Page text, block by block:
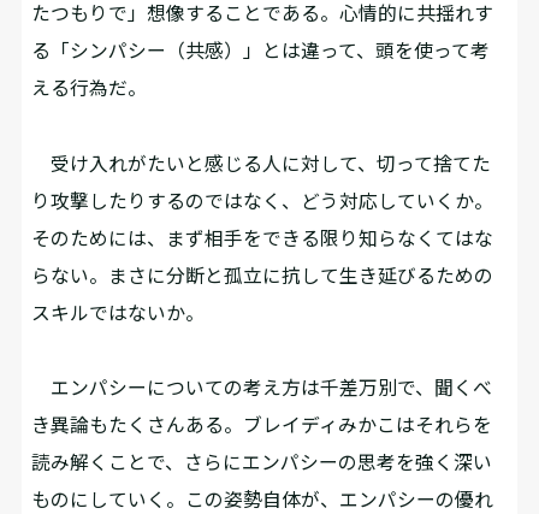
たつもりで」想像することである。心情的に共揺れす
る「シンパシー（共感）」とは違って、頭を使って考
える行為だ。
受け入れがたいと感じる人に対して、切って捨てた
り攻撃したりするのではなく、どう対応していくか。
そのためには、まず相手をできる限り知らなくてはな
らない。まさに分断と孤立に抗して生き延びるための
スキルではないか。
エンパシーについての考え方は千差万別で、聞くべ
き異論もたくさんある。ブレイディみかこはそれらを
読み解くことで、さらにエンパシーの思考を強く深い
ものにしていく。この姿勢自体が、エンパシーの優れ